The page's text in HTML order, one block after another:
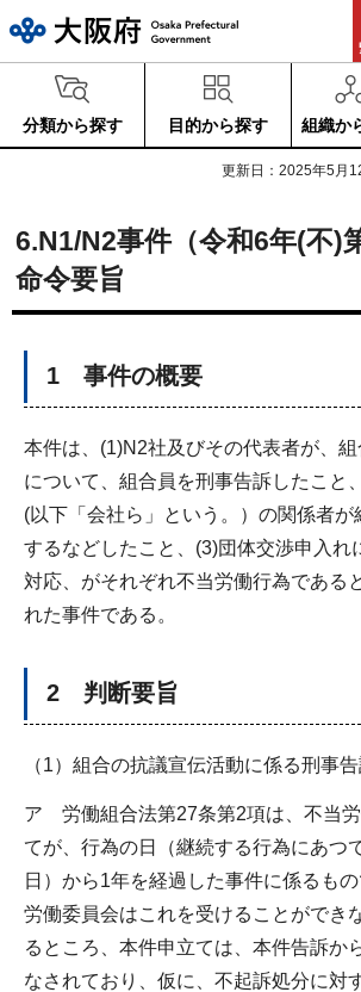
分類から探す 目的から探す 組織か
更新日：2025年5月
6.N1/N2事件（令和6年(不)
命令要旨
1 事件の概要
本件は、(1)N2社及びその代表者が、
について、組合員を刑事告訴したこと
(以下「会社ら」という。）の関係者
するなどしたこと、(3)団体交渉申入れ
対応、がそれぞれ不当労働行為である
れた事件である。
2 判断要旨
（1）組合の抗議宣伝活動に係る刑事
ア 労働組合法第27条第2項は、不当
てが、行為の日（継続する行為にあつ
日）から1年を経過した事件に係るもの
労働委員会はこれを受けることができ
るところ、本件申立ては、本件告訴か
なされており、仮に、不起訴処分に対